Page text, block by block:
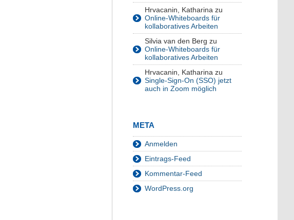
Hrvacanin, Katharina zu
Online-Whiteboards für
kollaboratives Arbeiten
Silvia van den Berg zu
Online-Whiteboards für
kollaboratives Arbeiten
Hrvacanin, Katharina zu
Single-Sign-On (SSO) jetzt
auch in Zoom möglich
META
Anmelden
Eintrags-Feed
Kommentar-Feed
WordPress.org